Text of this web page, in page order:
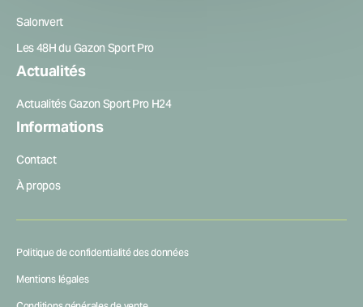
Salonvert
Les 48H du Gazon Sport Pro
Actualités
Actualités Gazon Sport Pro H24
Informations
Contact
À propos
Politique de confidentialité des données
Mentions légales